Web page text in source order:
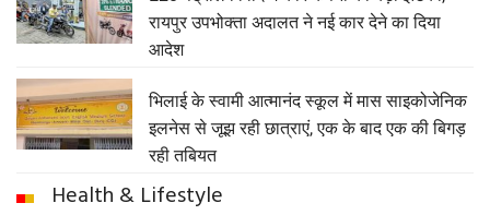
रायपुर उपभोक्ता अदालत ने नई कार देने का दिया
आदेश
भिलाई के स्वामी आत्मानंद स्कूल में मास साइकोजेनिक
इलनेस से जूझ रही छात्राएं, एक के बाद एक की बिगड़
रही तबियत
Health & Lifestyle